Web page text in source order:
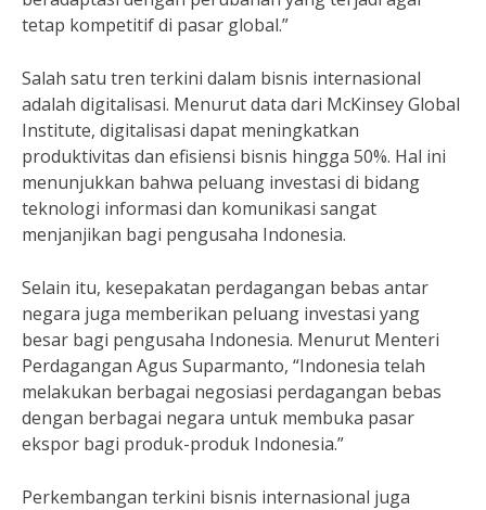
tetap kompetitif di pasar global.”
Salah satu tren terkini dalam bisnis internasional
adalah digitalisasi. Menurut data dari McKinsey Global
Institute, digitalisasi dapat meningkatkan
produktivitas dan efisiensi bisnis hingga 50%. Hal ini
menunjukkan bahwa peluang investasi di bidang
teknologi informasi dan komunikasi sangat
menjanjikan bagi pengusaha Indonesia.
Selain itu, kesepakatan perdagangan bebas antar
negara juga memberikan peluang investasi yang
besar bagi pengusaha Indonesia. Menurut Menteri
Perdagangan Agus Suparmanto, “Indonesia telah
melakukan berbagai negosiasi perdagangan bebas
dengan berbagai negara untuk membuka pasar
ekspor bagi produk-produk Indonesia.”
Perkembangan terkini bisnis internasional juga